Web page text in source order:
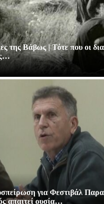
της Βάβως | Τότε που οι
για Φεστιβάλ
απαιτεί ουσία…